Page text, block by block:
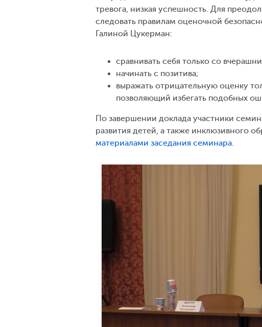
тревога, низкая успешность. Для
следовать правилам оценочной
Галиной Цукерман:
сравнивать себя только со
начинать с позитива;
выражать отрицательную оценку
позволяющий избегать подобных
По завершении доклада участники
развития детей, а также инклюзивного
материалами заседания семинара